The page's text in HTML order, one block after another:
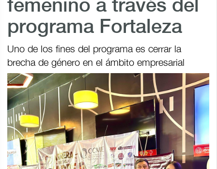
femenino a través del
programa Fortaleza
Uno de los fines del programa es cerrar la
brecha de género en el ámbito empresarial